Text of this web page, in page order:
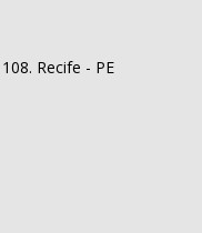
Recife - PE